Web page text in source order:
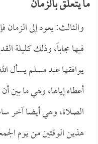
ما يتعلق بالزمان
والثالث: يعود إلى
فيها مجاباً، وذلك كليلة
يوافقها عبد مسلم يسأل
أعطاه إياها، وهي ما بين
الصلاة، وهي أيضا آخر
هذين الوقتين من يوم